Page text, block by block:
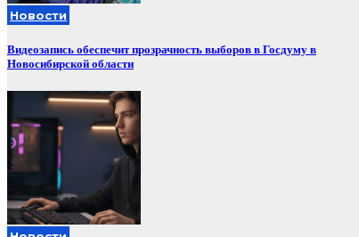
Новости
Видеозапись обеспечит прозрачность выборов в Госдуму в
Новосибирской области